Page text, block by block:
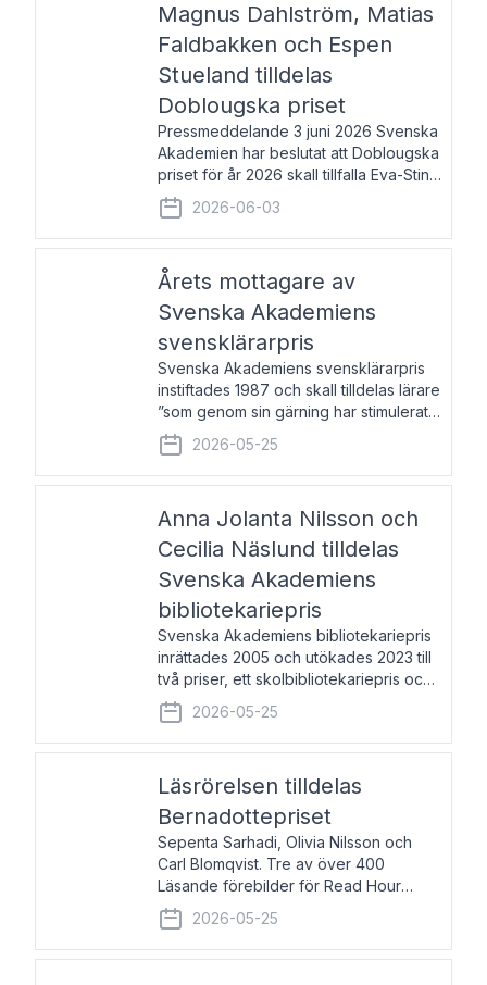
Magnus Dahlström, Matias
Faldbakken och Espen
Stueland tilldelas
Doblougska priset
Pressmeddelande 3 juni 2026 Svenska
Akademien har beslutat att Doblougska
priset för år 2026 skall tillfalla Eva-Stina
Byggmästar, Magnus Dahlström, Matias
Faldbakken samt Espen Stueland.
Prisbeloppet är 200 000 svenska
2026-06-03
Årets mottagare av
Svenska Akademiens
svensklärarpris
Svenska Akademiens svensklärarpris
instiftades 1987 och skall tilldelas lärare
”som genom sin gärning har stimulerat
intresset hos unga människor för
svenska språket och litteraturen”.
Prisutdelning och samtal med
2026-05-25
Anna Jolanta Nilsson och
Cecilia Näslund tilldelas
Svenska Akademiens
bibliotekariepris
Svenska Akademiens bibliotekariepris
inrättades 2005 och utökades 2023 till
två priser, ett skolbibliotekariepris och
ett folkbibliotekariepris. Priserna skall
tilldelas bibliotekarier vid svenska folk-
och skolbibliotek som gjort värdefull
2026-05-25
Läsrörelsen tilldelas
Bernadottepriset
Sepenta Sarhadi, Olivia Nilsson och
Carl Blomqvist. Tre av över 400
Läsande förebilder för Read Hour
Sverige. Foto: Michael Wall. Den ideella
föreningen Läsrörelsen tilldelas
Bernadottepriset 2026 för att den
2026-05-25